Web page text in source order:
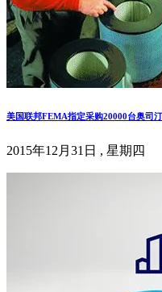
美国联邦FEMA指定采购20000台奥司汀
2015年12月31日 , 星期四